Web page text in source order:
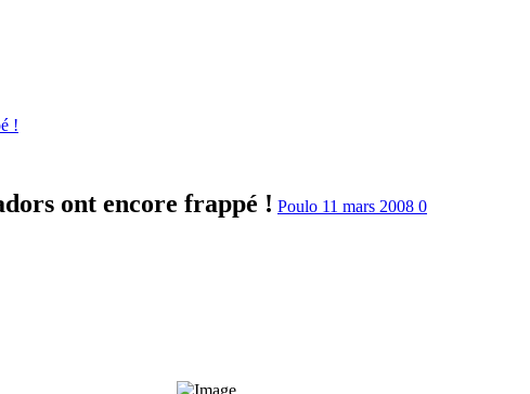
!
ont encore frappé ! Poulo 11 mars 2008 0